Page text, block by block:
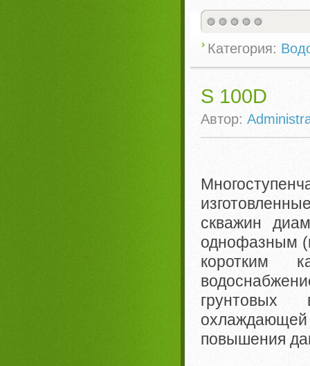
Категория:
S 100D
Автор:
скважин
однофазным
коротким
грунтовых
повышения